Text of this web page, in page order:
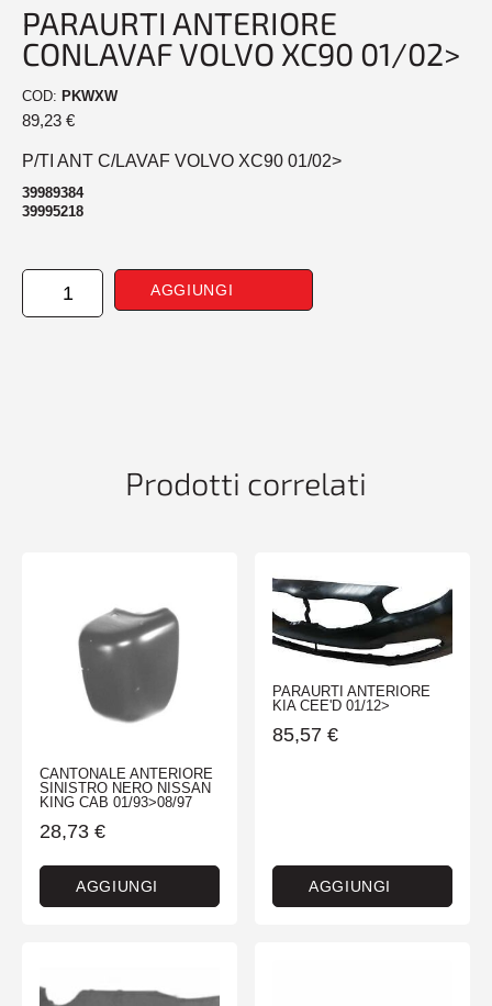
PARAURTI ANTERIORE
CONLAVAF VOLVO XC90 01/02>
COD: PKWXW
89,23 €
P/TI ANT C/LAVAF VOLVO XC90 01/02>
39989384
39995218
PARAURTI
ANTERIORE
AGGIUNGI
Prodotti correlati
CANTONALE ANTERIORE
SINISTRO NERO NISSAN
KING CAB 01/93>08/97
28,73 €
AGGIUNGI
PARAURTI ANTERIORE
KIA CEE'D 01/12>
85,57 €
AGGIUNGI